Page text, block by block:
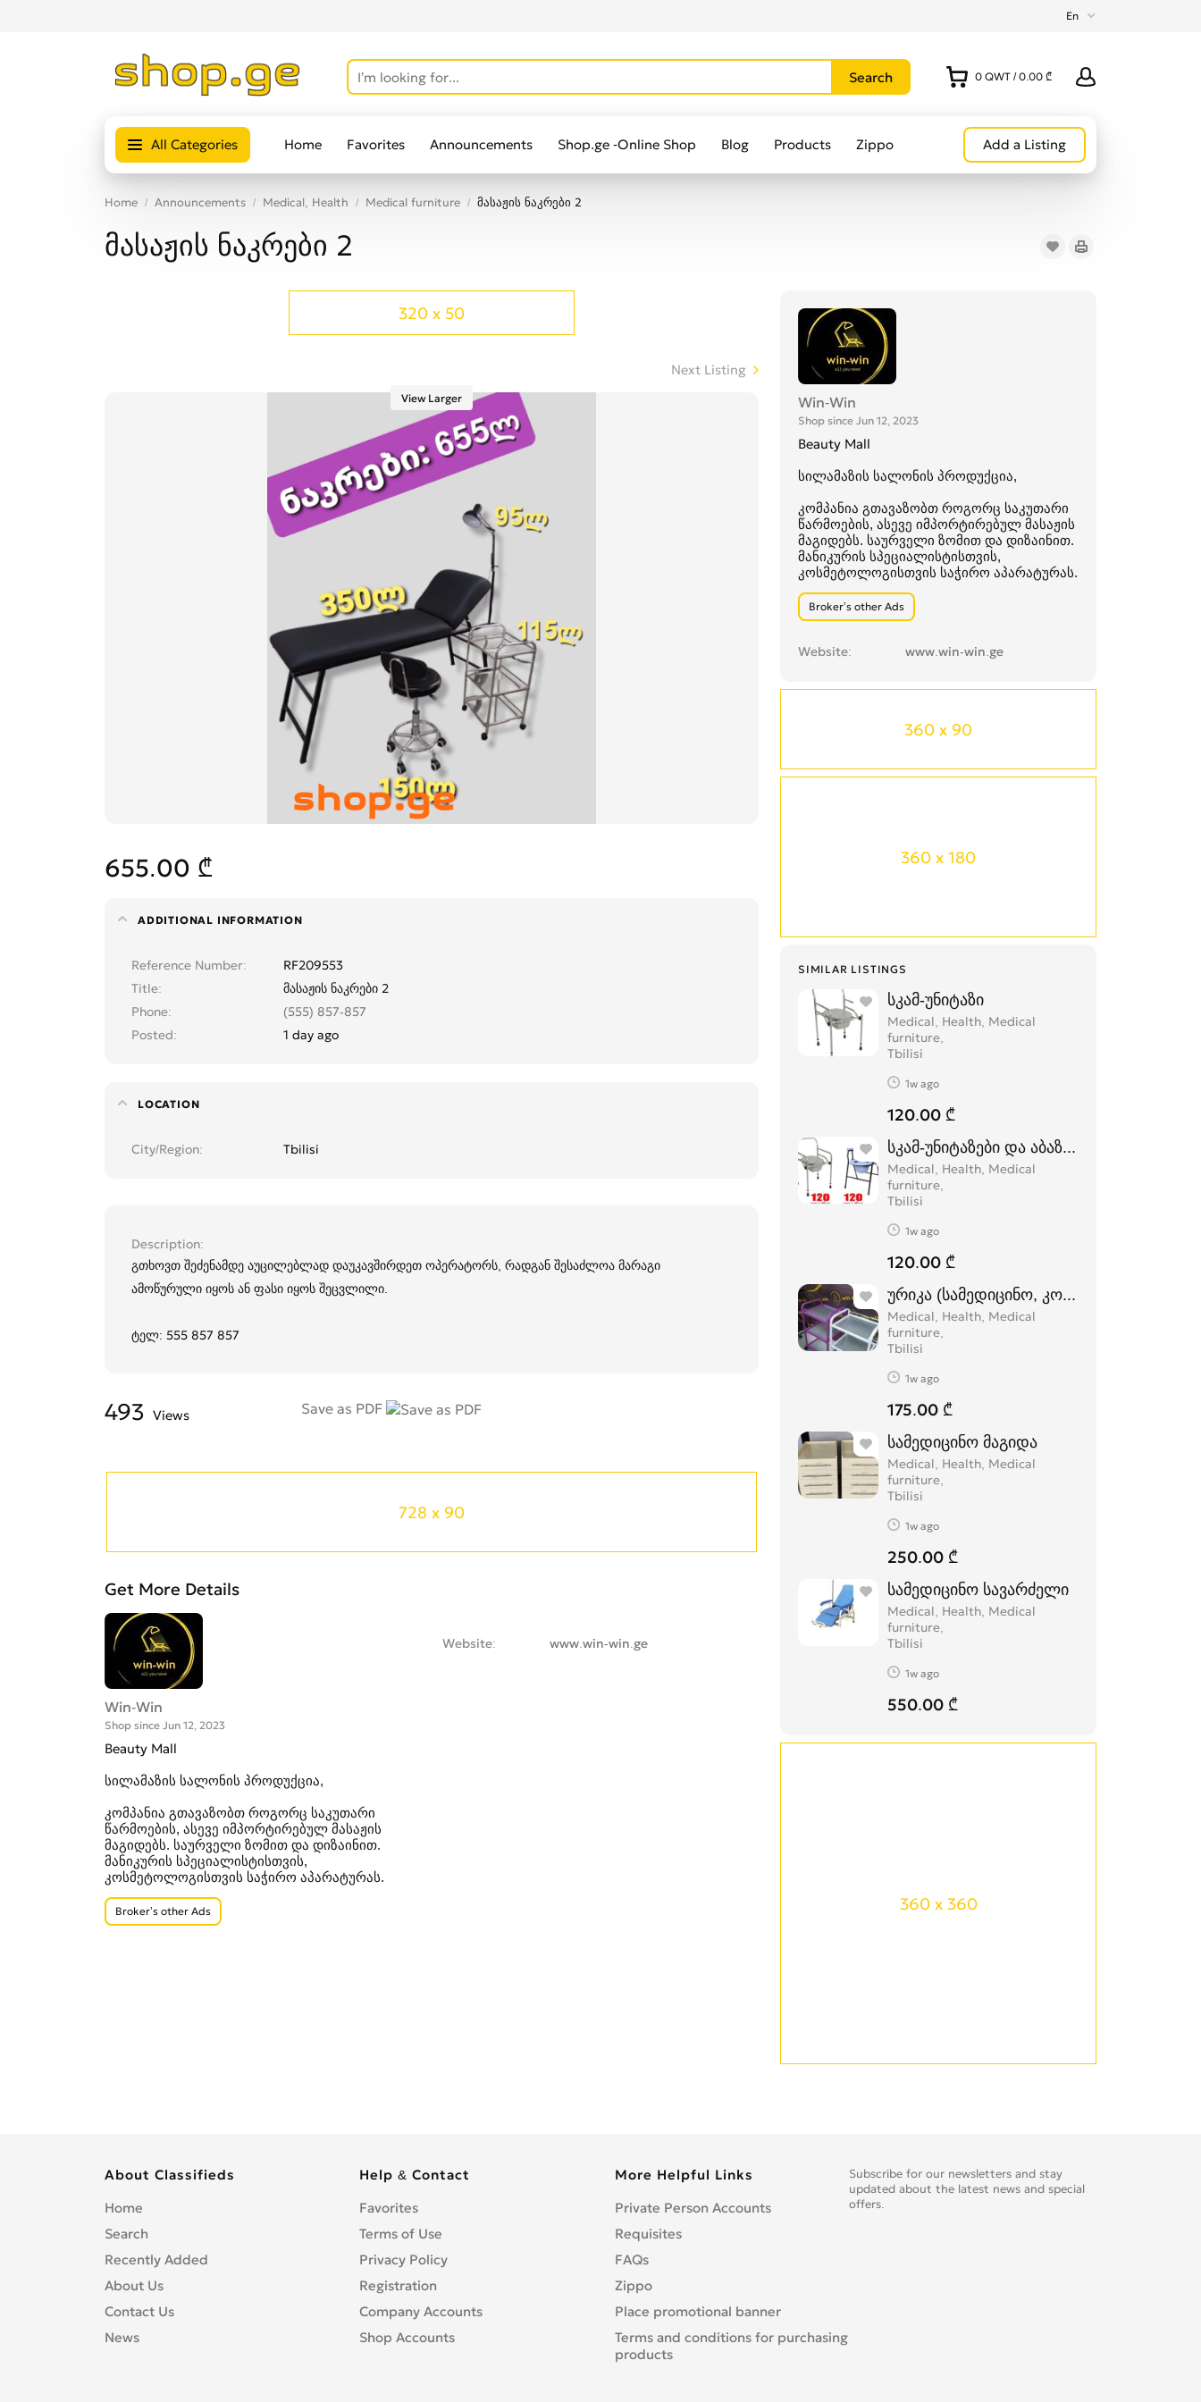
En
0 QWT / 0.00 ₾
All Categories Home Favorites Announcements Shop.ge -Online Shop Blog Products Zippo Add a Listing
Home Announcements Medical, Health Medical furniture მასაჟის ნაკრები 2
მასაჟის ნაკრები 2
Win-Win
Shop since Jun 12, 2023
Beauty Mall
სილამაზის სალონის პროდუქცია,
კომპანია გთავაზობთ როგორც საკუთარი
წარმოების, ასევე იმპორტირებულ მასაჟის
მაგიდებს. საურველი ზომით და დიზაინით.
მანიკურის სპეციალისტისთვის,
კოსმეტოლოგისთვის საჭირო აპარატურას.
Broker’s other Ads
Website www.win-win.ge
360 x 90
360 x 180
SIMILAR LISTINGS
სკამ-უნიტაზი
Medical, Health, Medical
furniture
Tbilisi
1w ago
120.00 ₾
სკამ-უნიტაზები და აბაზანის სკამი
Medical, Health, Medical
furniture
Tbilisi
1w ago
120.00 ₾
ურიკა (სამედიცინო, კოსმეტოლოგიური)
Medical, Health, Medical
furniture
Tbilisi
1w ago
175.00 ₾
სამედიცინო მაგიდა
Medical, Health, Medical
furniture
Tbilisi
1w ago
250.00 ₾
სამედიცინო სავარძელი
Medical, Health, Medical
furniture
Tbilisi
1w ago
550.00 ₾
360 x 360
320 x 50
Next Listing
View Larger
655.00 ₾
ADDITIONAL INFORMATION
Reference Number
RF209553
Title
მასაჟის ნაკრები 2
Phone
(555) 857-857
Posted
1 day ago
LOCATION
City/Region Tbilisi
Description
გთხოვთ შეძენამდე აუცილებლად დაუკავშირდეთ ოპერატორს, რადგან შესაძლოა მარაგი
ამოწურული იყოს ან ფასი იყოს შეცვლილი.
ტელ: 555 857 857
Save as PDF
493 Views
728 x 90
Get More Details
Win-Win
Shop since Jun 12, 2023
Beauty Mall
სილამაზის სალონის პროდუქცია,
კომპანია გთავაზობთ როგორც საკუთარი
წარმოების, ასევე იმპორტირებულ მასაჟის
მაგიდებს. საურველი ზომით და დიზაინით.
მანიკურის სპეციალისტისთვის,
კოსმეტოლოგისთვის საჭირო აპარატურას.
Broker’s other Ads
Website www.win-win.ge
Subscribe for our newsletters and stay
updated about the latest news and special
offers.
About Classifieds
Home
Search
Recently Added
About Us
Contact Us
News
Help & Contact
Favorites
Terms of Use
Privacy Policy
Registration
Company Accounts
Shop Accounts
More Helpful Links
Private Person Accounts
Requisites
FAQs
Zippo
Place promotional banner
Terms and conditions for purchasing
products